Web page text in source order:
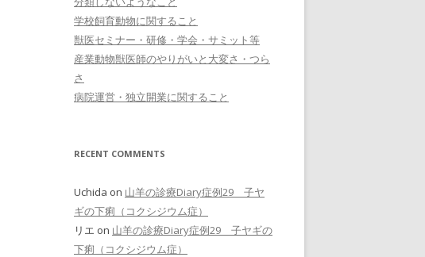
学校飼育動物に関すること
獣医セミナー・研修・学会・サミット等
産業動物獣医師のやりがいと大変さ・つら
さ
病院運営・独立開業に関すること
RECENT COMMENTS
Uchida on 山羊の診療Diary症例29 子ヤ
ギの下痢（コクシジウム症）
リエ on 山羊の診療Diary症例29 子ヤギの
下痢（コクシジウム症）